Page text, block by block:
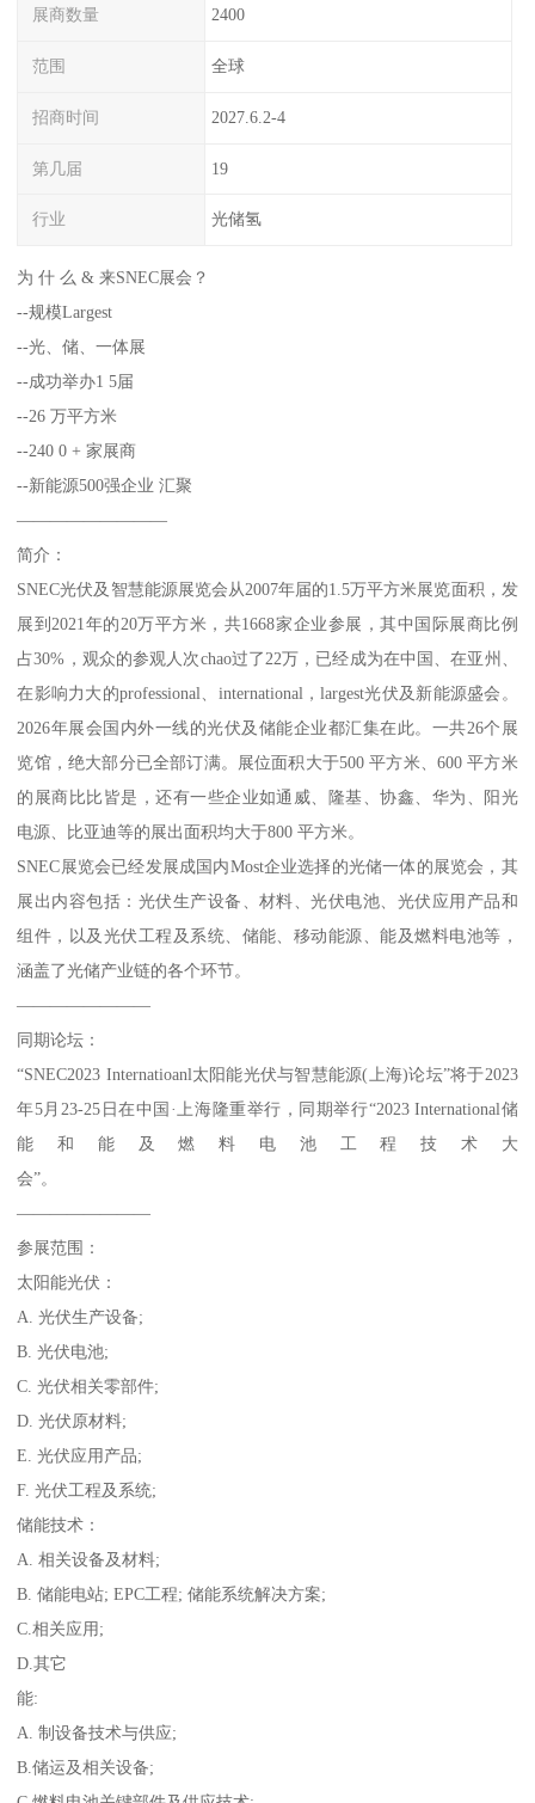
展商数量 2400
范围 全球
招商时间 2027.6.2-4
第几届 19
行业 光储氢
为 什 么 & 来SNEC展会？
--规模Largest
--光、储、一体展
--成功举办1 5届
--26 万平方米
--240 0 + 家展商
--新能源500强企业 汇聚
—————————
简介：
SNEC光伏及智慧能源展览会从2007年届的1.5万平方米展览面积，发
展到2021年的20万平方米，共1668家企业参展，其中国际展商比例
占30%，观众的参观人次chao过了22万，已经成为在中国、在亚州、
在影响力大的professional、international，largest光伏及新能源盛会。
2026年展会国内外一线的光伏及储能企业都汇集在此。一共26个展
览馆，绝大部分已全部订满。展位面积大于500 平方米、600 平方米
的展商比比皆是，还有一些企业如通威、隆基、协鑫、华为、阳光
电源、比亚迪等的展出面积均大于800 平方米。
SNEC展览会已经发展成国内Most企业选择的光储一体的展览会，其
展出内容包括：光伏生产设备、材料、光伏电池、光伏应用产品和
组件，以及光伏工程及系统、储能、移动能源、能及燃料电池等，
涵盖了光储产业链的各个环节。
————————
同期论坛：
“SNEC2023 Internatioanl太阳能光伏与智慧能源(上海)论坛”将于2023
年5月23-25日在中国·上海隆重举行，同期举行“2023 International储
能和能及燃料电池工程技术大
会”。
————————
参展范围：
太阳能光伏：
A. 光伏生产设备;
B. 光伏电池;
C. 光伏相关零部件;
D. 光伏原材料;
E. 光伏应用产品;
F. 光伏工程及系统;
储能技术：
A. 相关设备及材料;
B. 储能电站; EPC工程; 储能系统解决方案;
C.相关应用;
D.其它
能:
A. 制设备技术与供应;
B.储运及相关设备;